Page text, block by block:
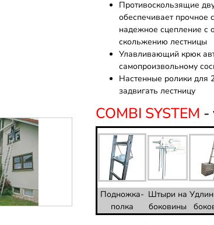
Противоскользящие
обеспечивает прочное
надежное сцепление с
скольжению лестницы
Улавливающий крюк
самопроизвольному
Настенные ролики для
задвигать лестницу
COMBI SYSTEM -
Подножка-
полка
Штыри на
боковины